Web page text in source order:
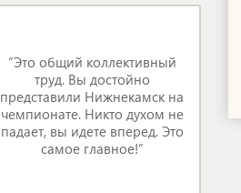
“Это общий коллективный
труд. Вы достойно
представили Нижнекамск на
чемпионате. Никто духом не
падает, вы идете вперед. Это
самое главное!”